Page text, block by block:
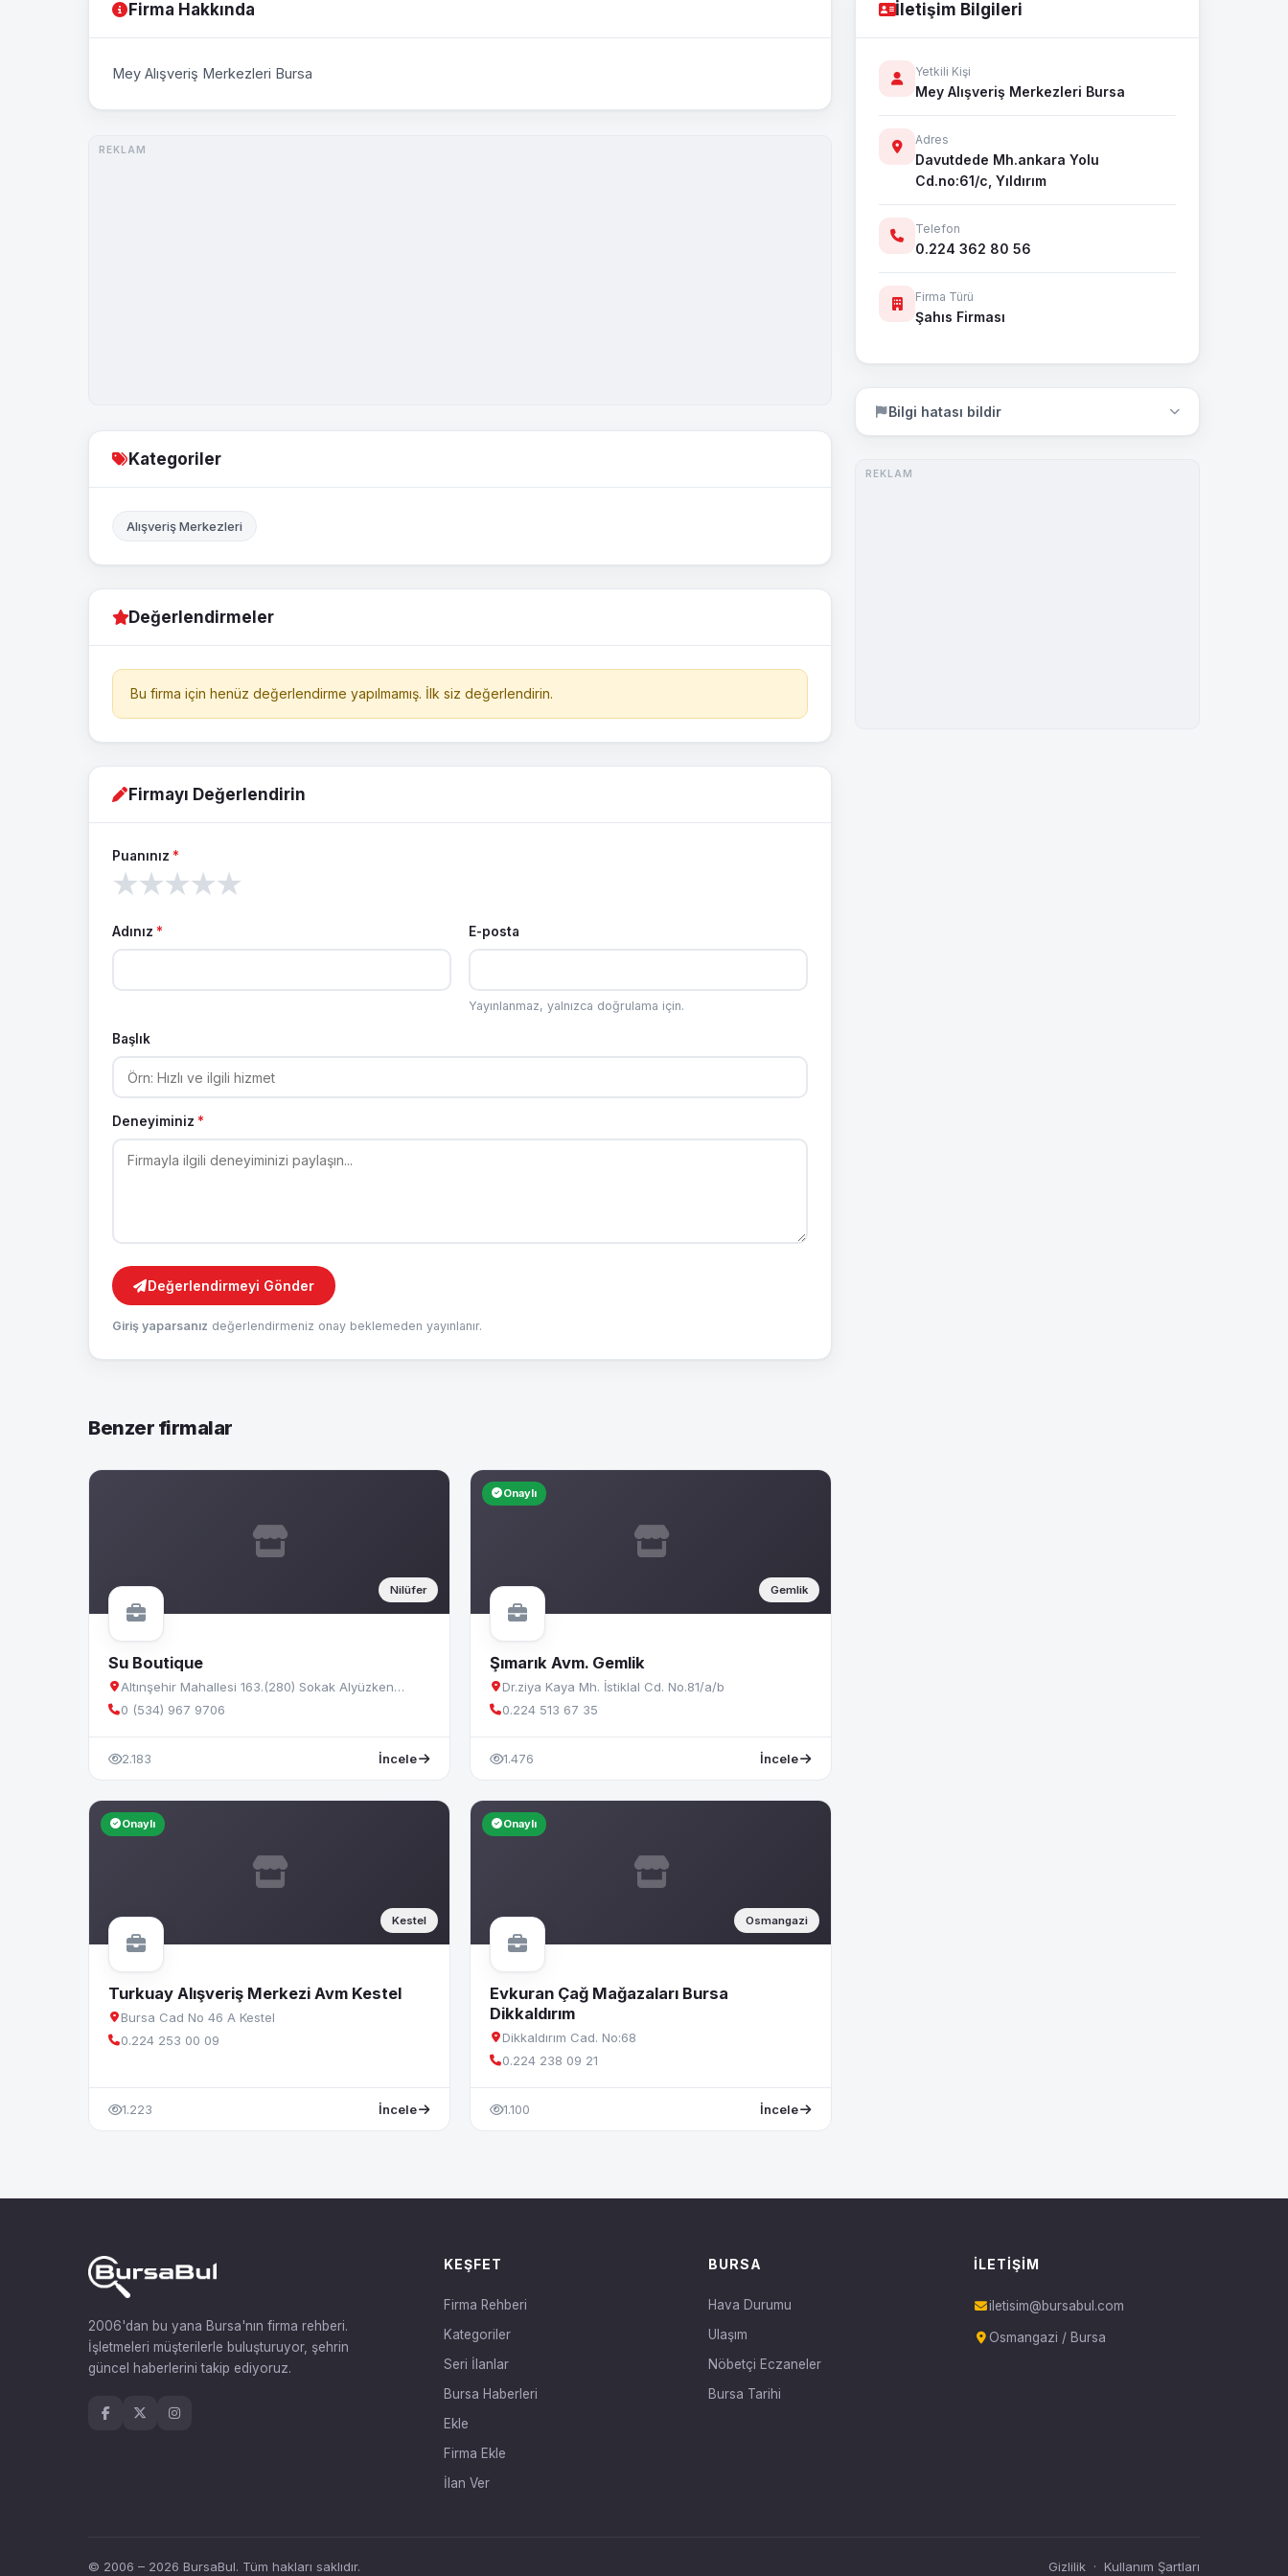
Firma Hakkında
Mey Alışveriş Merkezleri Bursa
Kategoriler
Alışveriş Merkezleri
Değerlendirmeler
Bu firma için henüz değerlendirme yapılmamış. İlk siz değerlendirin.
Firmayı Değerlendirin
Puanınız *
★
★
★
★
★
Adınız * E-posta
Yayınlanmaz, yalnızca doğrulama için.
Başlık
Deneyiminiz *
Değerlendirmeyi Gönder
Giriş yaparsanız değerlendirmeniz onay beklemeden yayınlanır.
İletişim Bilgileri
Yetkili Kişi
Mey Alışveriş Merkezleri Bursa
Adres
Davutdede Mh.ankara Yolu
Cd.no:61/c, Yıldırım
Telefon
0.224 362 80 56
Firma Türü
Şahıs Firması
Bilgi hatası bildir
Benzer firmalar
Nilüfer
Su Boutique
Altınşehir Mahallesi 163.(280) Sokak Alyüzken…
0 (534) 967 9706
2.183 İncele
Onaylı
Gemlik
Şımarık Avm. Gemlik
Dr.ziya Kaya Mh. İstiklal Cd. No.81/a/b
0.224 513 67 35
1.476 İncele
Onaylı
Kestel
Turkuay Alışveriş Merkezi Avm Kestel
Bursa Cad No 46 A Kestel
0.224 253 00 09
1.223 İncele
Onaylı
Osmangazi
Evkuran Çağ Mağazaları Bursa
Dikkaldırım
Dikkaldırım Cad. No:68
0.224 238 09 21
1.100 İncele
2006'dan bu yana Bursa'nın firma rehberi.
İşletmeleri müşterilerle buluşturuyor, şehrin
güncel haberlerini takip ediyoruz.
KEŞFET
Firma Rehberi
Kategoriler
Seri İlanlar
Bursa Haberleri
Ekle
Firma Ekle
İlan Ver
BURSA
Hava Durumu
Ulaşım
Nöbetçi Eczaneler
Bursa Tarihi
İLETIŞIM
iletisim@bursabul.com
Osmangazi / Bursa
© 2006 – 2026 BursaBul. Tüm hakları saklıdır. Gizlilik · Kullanım Şartları